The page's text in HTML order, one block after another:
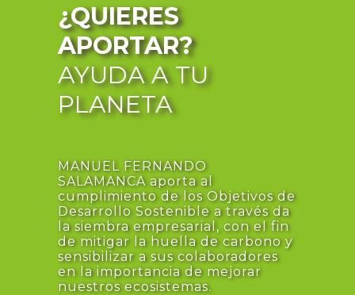
¿QUIERES
APORTAR?
AYUDA A TU
PLANETA
MANUEL FERNANDO
SALAMANCA aporta al
cumplimiento de los Objetivos de
Desarrollo Sostenible a través da
la siembra empresarial, con el fin
de mitigar la huella de carbono y
sensibilizar a sus colaboradores
en la importancia de mejorar
nuestros ecosistemas.